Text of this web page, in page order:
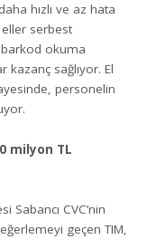
hızlı ve az hata
serbest
okuma
sağlıyor. El
personelin
milyon TL
Sabancı CVC’nin
geçen TIM,